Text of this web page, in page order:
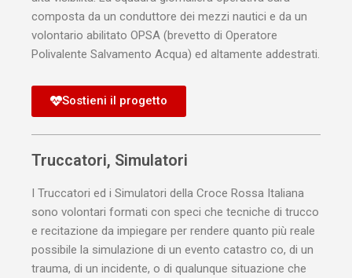
composta da un conduttore dei mezzi nautici e da un
volontario abilitato OPSA (brevetto di Operatore
Polivalente Salvamento Acqua) ed altamente addestrati.
Sostieni il progetto
Truccatori, Simulatori
I Truccatori ed i Simulatori della Croce Rossa Italiana
sono volontari formati con speci che tecniche di trucco
e recitazione da impiegare per rendere quanto più reale
possibile la simulazione di un evento catastro co, di un
trauma, di un incidente, o di qualunque situazione che